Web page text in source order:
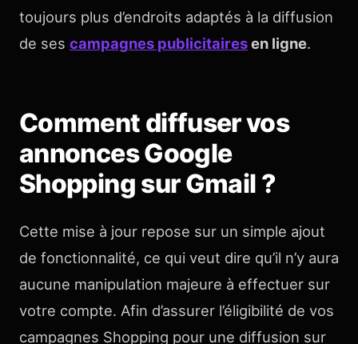
toujours plus d’endroits adaptés à la diffusion
de ses campagnes publicitairesen ligne.
Comment diffuser vos
annonces Google
Shopping sur Gmail ?
Cette mise à jour repose sur un simple ajout
de fonctionnalité, ce qui veut dire qu’il n’y aura
aucune manipulation majeure à effectuer sur
votre compte. Afin d’assurer l’éligibilité de vos
campagnes Shopping pour une diffusion sur